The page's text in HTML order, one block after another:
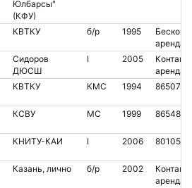
Юлбарсы"
(КФУ)
КВТКУ б/р 1995
Бесконт.
аренда
Сидоров
ДЮСШ
I 2005
Контакт.
аренда
КВТКУ КМС 1994 8650767
КСВУ МС 1999 8654864
КНИТУ-КАИ I 2006 8010504
Казань, лично б/р 2002
Контакт.
аренда